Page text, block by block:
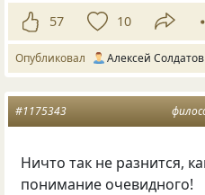
57 10
Опубликовал Алексей Солдатов
#1175343
Ничто так не разнится,
понимание очевидного!